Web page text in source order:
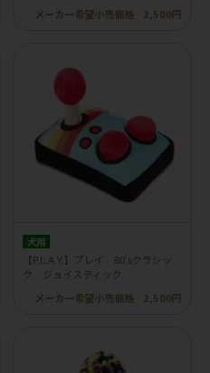
メーカー希望小売価格
2,500円
犬用
【P.L.A.Y.】プレイ 80'sクラシッ
ク ジョイスティック
メーカー希望小売価格
2,500円